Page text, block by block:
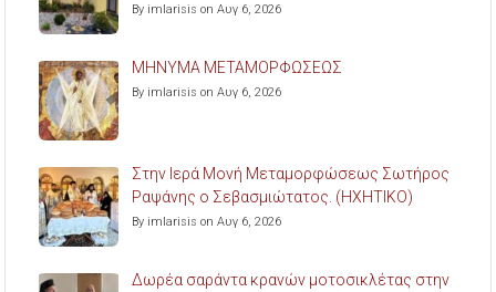
By imlarisis on Αυγ 6, 2026
ΜΗΝΥΜΑ ΜΕΤΑΜΟΡΦΩΣΕΩΣ
By imlarisis on Αυγ 6, 2026
Στην Ιερά Μονή Μεταμορφώσεως Σωτήρος
Ραψάνης ο Σεβασμιώτατος. (ΗΧΗΤΙΚΟ)
By imlarisis on Αυγ 6, 2026
Δωρέα σαράντα κρανών μοτοσικλέτας στην